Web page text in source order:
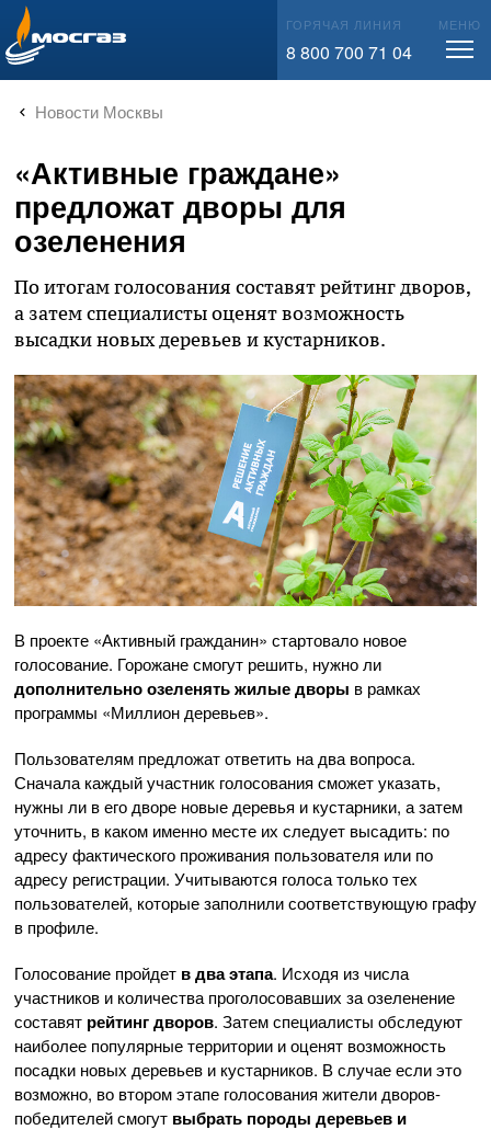
info@mos-gaz.ru ГОРЯЧАЯ ЛИНИЯ
8 800 700 71 04
МЕНЮ
Новости Москвы
«Активные граждане»
предложат дворы для
озеленения
По итогам голосования составят рейтинг дворов,
а затем специалисты оценят возможность
высадки новых деревьев и кустарников.
В проекте «Активный гражданин» стартовало новое
голосование. Горожане смогут решить, нужно ли
дополнительно озеленять жилые дворы в рамках
программы «Миллион деревьев».
Пользователям предложат ответить на два вопроса.
Сначала каждый участник голосования сможет указать,
нужны ли в его дворе новые деревья и кустарники, а затем
уточнить, в каком именно месте их следует высадить: по
адресу фактического проживания пользователя или по
адресу регистрации. Учитываются голоса только тех
пользователей, которые заполнили соответствующую графу
в профиле.
Голосование пройдет в два этапа. Исходя из числа
участников и количества проголосовавших за озеленение
составят рейтинг дворов. Затем специалисты обследуют
наиболее популярные территории и оценят возможность
посадки новых деревьев и кустарников. В случае если это
возможно, во втором этапе голосования жители дворов-
победителей смогут выбрать породы деревьев и